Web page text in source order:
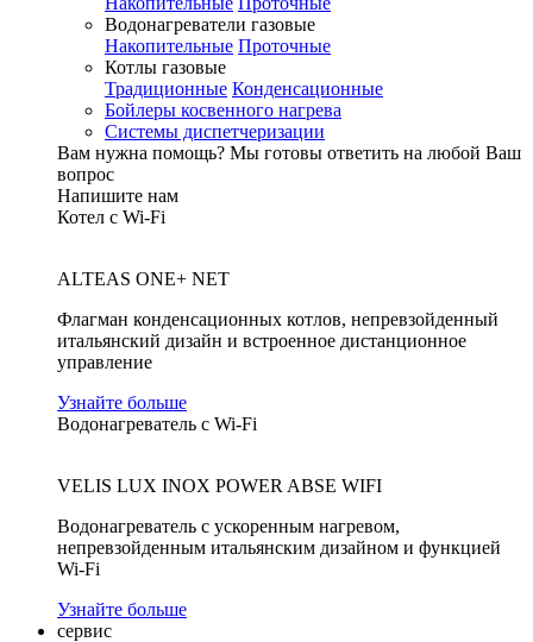
Водонагреватели газовые
Накопительные Проточные
Котлы газовые
Традиционные Конденсационные
Бойлеры косвенного нагрева
Системы диспетчеризации
Вам нужна помощь? Мы готовы ответить на любой Ваш
вопрос
Напишите нам
Котел с Wi-Fi
ALTEAS ONE+ NET
Флагман конденсационных котлов, непревзойденный
итальянский дизайн и встроенное дистанционное
управление
Узнайте больше
Водонагреватель с Wi-Fi
VELIS LUX INOX POWER ABSE WIFI
Водонагреватель с ускоренным нагревом,
непревзойденным итальянским дизайном и функцией
Wi-Fi
Узнайте больше
сервис